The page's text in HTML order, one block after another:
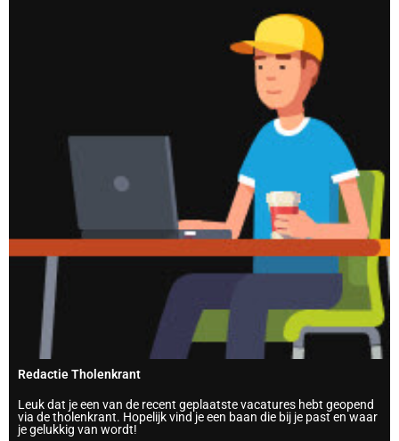
Redactie Tholenkrant
Leuk dat je een van de recent geplaatste vacatures hebt geopend
via de tholenkrant. Hopelijk vind je een baan die bij je past en waar
je gelukkig van wordt!